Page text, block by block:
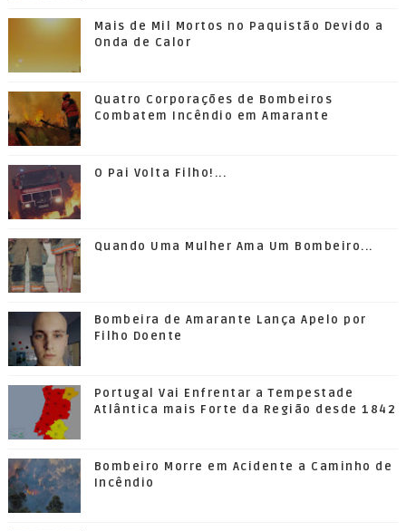
Mais de Mil Mortos no Paquistão Devido a
Onda de Calor
Quatro Corporações de Bombeiros
Combatem Incêndio em Amarante
O Pai Volta Filho!...
Quando Uma Mulher Ama Um Bombeiro...
Bombeira de Amarante Lança Apelo por
Filho Doente
Portugal Vai Enfrentar a Tempestade
Atlântica mais Forte da Região desde 1842
Bombeiro Morre em Acidente a Caminho de
Incêndio